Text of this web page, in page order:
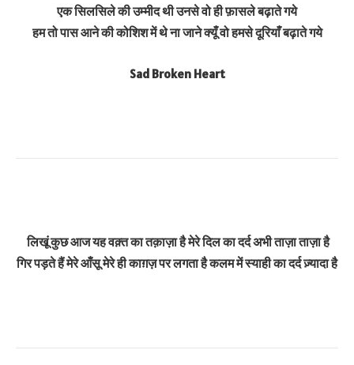
एक सिलसिले की उम्मीद थी उनसे वो ही फ़ासले बढ़ाते गये
हम तो पास आने की कोशिश में थे ना जाने क्यूँ वो हमसे दूरियाँ बढ़ाते गये
Sad Broken Heart
लिखूं कुछ आज यह वक़्त का तक़ाज़ा है मेरे दिल का दर्द अभी ताज़ा ताज़ा है
गिर पड़ते हैं मेरे आँसू मेरे ही काग़ज़ पर लगता है कलम में स्याही का दर्द ज़्यादा है